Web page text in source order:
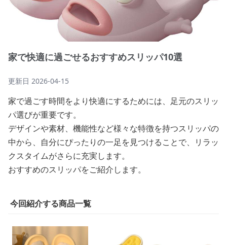
家で快適に過ごせるおすすめスリッパ10選
更新日 2026-04-15
家で過ごす時間をより快適にするためには、足元のスリッ
パ選びが重要です。
デザインや素材、機能性など様々な特徴を持つスリッパの
中から、自分にぴったりの一足を見つけることで、リラッ
クスタイムがさらに充実します。
おすすめのスリッパをご紹介します。
今回紹介する商品一覧